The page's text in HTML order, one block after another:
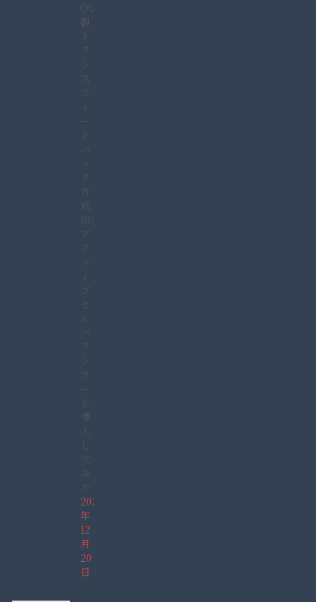
QUCC
製
ト
ラ
ン
ス
フ
ィ
ー
ド
バ
ッ
ク
方
式
10A
ア
ク
テ
ィ
ブ
セ
ル
バ
ラ
ン
サ
ー
を
導
入
し
て
み
た
2021
年
12
月
20
日